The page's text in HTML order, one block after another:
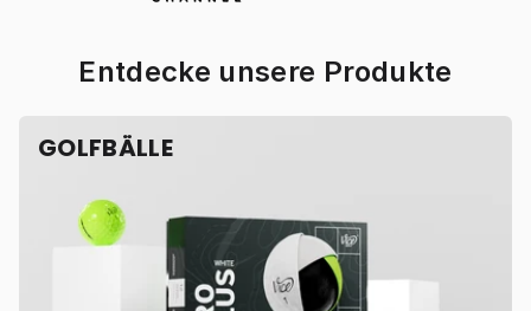
Entdecke unsere Produkte
GOLFBÄLLE